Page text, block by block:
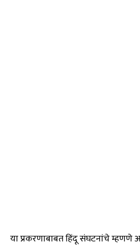
या प्रकरणाबाबत हिंदू संघटनांचे म्हणणे